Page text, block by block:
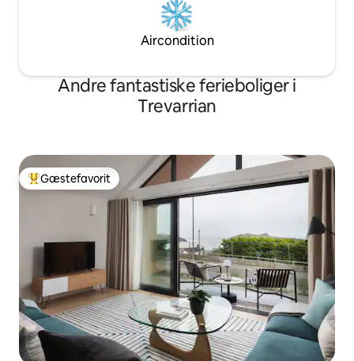
Aircondition
Andre fantastiske ferieboliger i
Trevarrian
Bedste gæstefavorit
Gæstefavorit